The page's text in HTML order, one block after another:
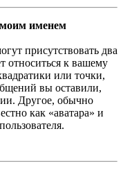
именем
присутствовать два
относиться к вашему
или точки,
вы оставили,
Другое, обычно
как «аватара» и